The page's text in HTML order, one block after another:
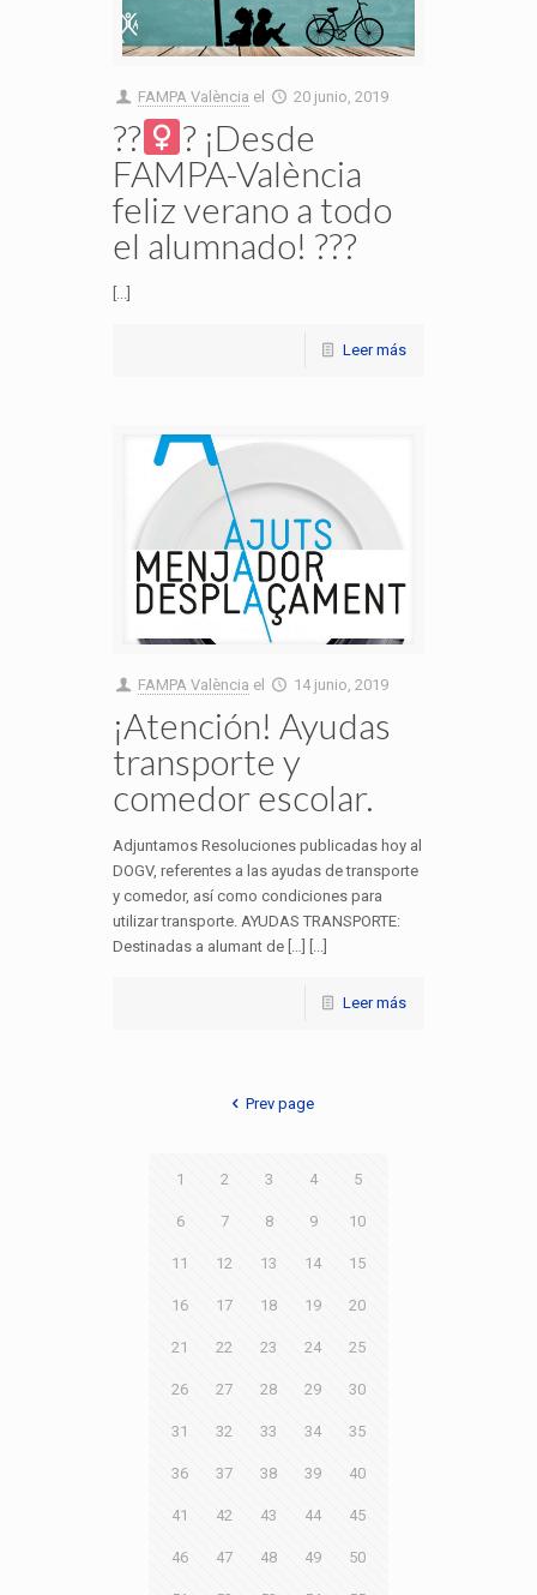
FAMPA València el 20 junio, 2019
??‍
? ¡Desde
FAMPA-València
feliz verano a todo
el alumnado! ???
[...]
Leer más
FAMPA València el 14 junio, 2019
¡Atención! Ayudas
transporte y
comedor escolar.
Adjuntamos Resoluciones publicadas hoy al
DOGV, referentes a las ayudas de transporte
y comedor, así como condiciones para
utilizar transporte. AYUDAS TRANSPORTE:
Destinadas a alumant de […] [...]
Leer más
Prev page
1 2 3 4 5
6 7 8 9 10
11 12 13 14 15
16 17 18 19 20
21 22 23 24 25
26 27 28 29 30
31 32 33 34 35
36 37 38 39 40
41 42 43 44 45
46 47 48 49 50